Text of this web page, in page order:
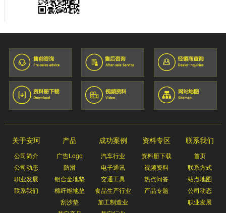
关于安珂
公司简介
公司动态
职业发展
联系我们
产品
广告Logo
防滑
铝合金地垫
棉纤维地垫
刮沙垫
成功案例
汽车行业
电子通讯
交通工具
食品生产行业
加工制造业
资料专区
资料册下载
视频资料
热点问答
产品专题
联系我们
首页
联系方式
站点地图
公司动态
职业发展